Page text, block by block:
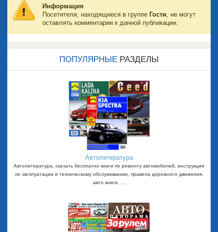
Информация
Посетители, находящиеся в группе Гости, не могут
оставлять комментарии к данной публикации.
ПОПУЛЯРНЫЕ РАЗДЕЛЫ
Автолитература
Автолитература, скачать бесплатно книги по ремонту автомобилей, инструкции
по эксплуатации и техническому обслуживанию, правила дорожного движения,
авто книги, ...